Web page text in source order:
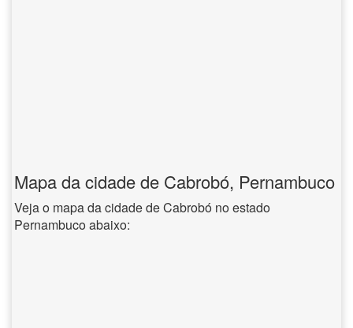
Mapa da cidade de Cabrobó, Pernambuco
Veja o mapa da cidade de Cabrobó no estado
Pernambuco abaixo: